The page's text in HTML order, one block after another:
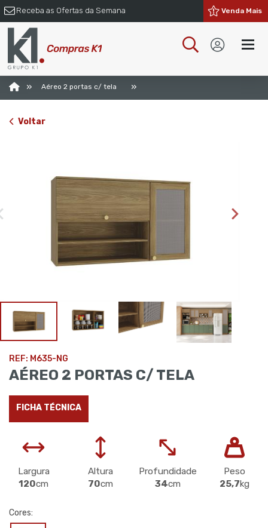
Receba as Ofertas da Semana Venda Mais
» Aéreo 2 portas c/ tela »
Voltar
REF: M635-NG
AÉREO 2 PORTAS C/ TELA
FICHA TÉCNICA
Largura
120cm
Altura
70cm
Profundidade
34cm
Peso
25,7kg
Cores: